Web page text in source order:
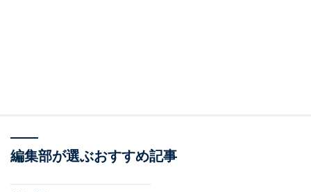
編集部が選ぶおすすめ記事